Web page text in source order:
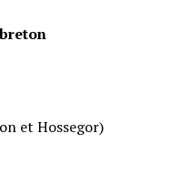
et Hossegor)